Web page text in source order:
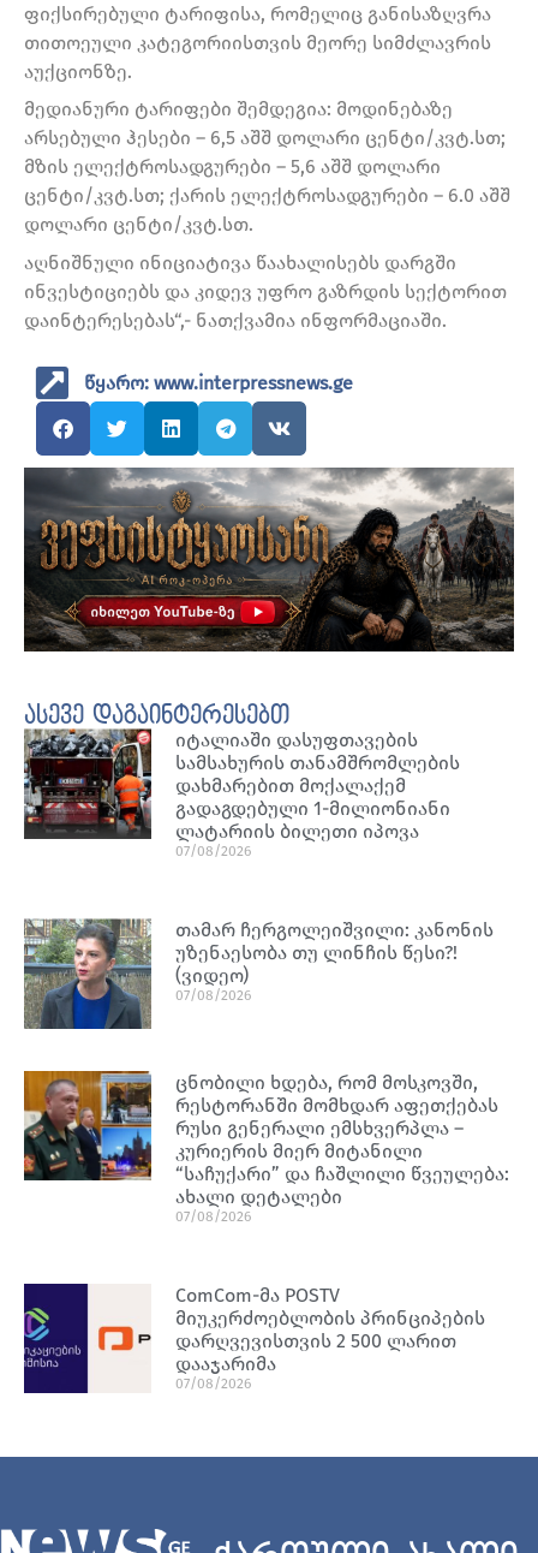
ფიქსირებული ტარიფისა, რომელიც განისაზღვრა
თითოეული კატეგორიისთვის მეორე სიმძლავრის
აუქციონზე.
მედიანური ტარიფები შემდეგია: მოდინებაზე
არსებული ჰესები – 6,5 აშშ დოლარი ცენტი/კვტ.სთ;
მზის ელექტროსადგურები – 5,6 აშშ დოლარი
ცენტი/კვტ.სთ; ქარის ელექტროსადგურები – 6.0 აშშ
დოლარი ცენტი/კვტ.სთ.
აღნიშნული ინიციატივა წაახალისებს დარგში
ინვესტიციებს და კიდევ უფრო გაზრდის სექტორით
დაინტერესებას“,- ნათქვამია ინფორმაციაში.
წყარო: www.interpressnews.ge
ასევე დაგაინტერესებთ
იტალიაში დასუფთავების
სამსახურის თანამშრომლების
დახმარებით მოქალაქემ
გადაგდებული 1-მილიონიანი
ლატარიის ბილეთი იპოვა
07/08/2026
თამარ ჩერგოლეიშვილი: კანონის
უზენაესობა თუ ლინჩის წესი?!
(ვიდეო)
07/08/2026
ცნობილი ხდება, რომ მოსკოვში,
რესტორანში მომხდარ აფეთქებას
რუსი გენერალი ემსხვერპლა –
კურიერის მიერ მიტანილი
“საჩუქარი” და ჩაშლილი წვეულება:
ახალი დეტალები
07/08/2026
ComCom-მა POSTV
მიუკერძოებლობის პრინციპების
დარღვევისთვის 2 500 ლარით
დააჯარიმა
07/08/2026